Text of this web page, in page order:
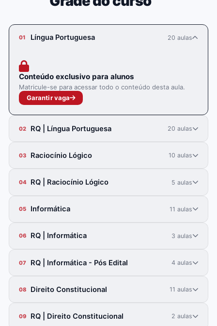
01 Língua Portuguesa 20 aulas
Conteúdo exclusivo para alunos
Matricule-se para acessar todo o conteúdo desta aula.
Garantir vaga
02 RQ | Língua Portuguesa 20 aulas
03 Raciocínio Lógico 10 aulas
04 RQ | Raciocínio Lógico 5 aulas
05 Informática 11 aulas
06 RQ | Informática 3 aulas
07 RQ | Informática - Pós Edital 4 aulas
08 Direito Constitucional 11 aulas
09 RQ | Direito Constitucional 2 aulas